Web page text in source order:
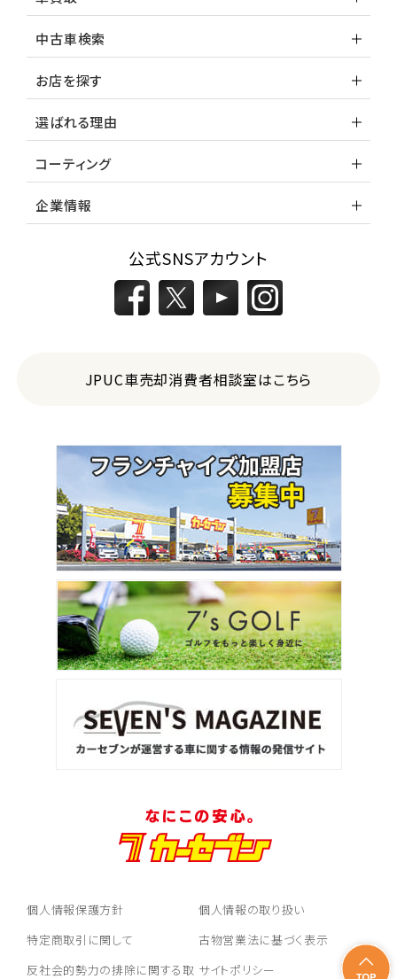
中古車検索
お店を探す
選ばれる理由
コーティング
企業情報
公式SNSアカウント
JPUC車売却消費者相談室はこちら
個人情報保護方針
個人情報の取り扱い
特定商取引に関して
古物営業法に基づく表示
反社会的勢力の排除に関する取 サイトポリシー